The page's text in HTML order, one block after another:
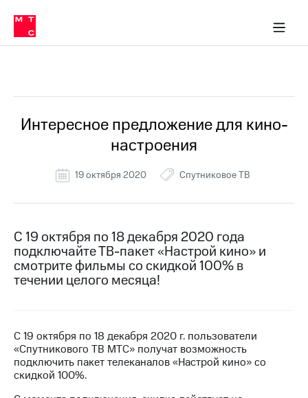
связь
Сервисы и подписки
30% на связь
кабинеты
Мобильная
и
Спутниковое
МТС
Деньги
номер
в МТС
Тарифы
Роуминг
Семейная
группа
в МТС
Услуги
приложение
Мой
МТС
Акции
Тарифы
RED,
РИИЛ
Интересное предложение для кино-
настроения
19 октября 2020 Спутниковое ТВ
С 19 октября по 18 декабря 2020 года
подключайте ТВ-пакет «Настрой кино» и
смотрите фильмы со скидкой 100% в
течении целого месяца!
С 19 октября по 18 декабря 2020 г. пользователи
«Спутникового ТВ МТС» получат возможность
подключить пакет телеканалов «Настрой кино» со
скидкой 100%.